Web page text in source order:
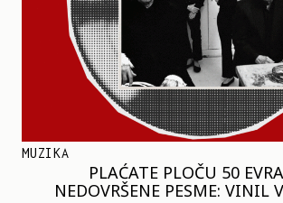
MUZIKA
PLAĆATE PLOČU 50
NEDOVRŠENE PESME: VINIL